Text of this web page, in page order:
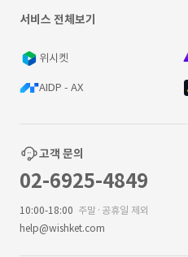
서비스 전체보기
위시켓
AIDP - AX
고객 문의
02-6925-4849
10:00-18:00 주말·공휴일 제외
help@wishket.com